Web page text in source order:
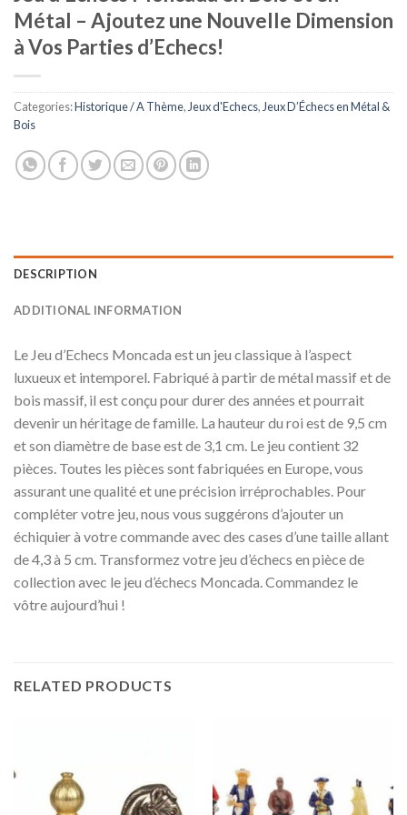
Métal – Ajoutez une Nouvelle Dimension
à Vos Parties d’Echecs!
Categories:Historique / A Thème, Jeux d'Echecs, Jeux D’Échecs en Métal &
Bois
DESCRIPTION
ADDITIONAL INFORMATION
Le Jeu d’Echecs Moncada est un jeu classique à l’aspect
luxueux et intemporel. Fabriqué à partir de métal massif et de
bois massif, il est conçu pour durer des années et pourrait
devenir un héritage de famille. La hauteur du roi est de 9,5 cm
et son diamètre de base est de 3,1 cm. Le jeu contient 32
pièces. Toutes les pièces sont fabriquées en Europe, vous
assurant une qualité et une précision irréprochables. Pour
compléter votre jeu, nous vous suggérons d’ajouter un
échiquier à votre commande avec des cases d’une taille allant
de 4,3 à 5 cm. Transformez votre jeu d’échecs en pièce de
collection avec le jeu d’échecs Moncada. Commandez le
vôtre aujourd’hui !
RELATED PRODUCTS